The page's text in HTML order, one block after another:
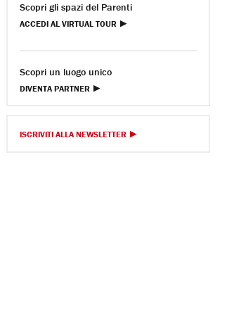
Scopri gli spazi del Parenti
ACCEDI AL VIRTUAL TOUR
Scopri un luogo unico
DIVENTA PARTNER
ISCRIVITI ALLA NEWSLETTER